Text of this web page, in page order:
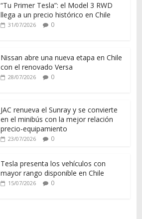
“Tu Primer Tesla”: el Model 3 RWD
llega a un precio histórico en Chile
31/07/2026 0
Nissan abre una nueva etapa en Chile
con el renovado Versa
28/07/2026 0
JAC renueva el Sunray y se convierte
en el minibús con la mejor relación
precio-equipamiento
23/07/2026 0
Tesla presenta los vehículos con
mayor rango disponible en Chile
15/07/2026 0